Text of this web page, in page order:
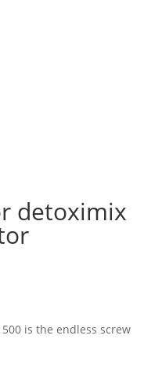
detoximix
is the endless screw